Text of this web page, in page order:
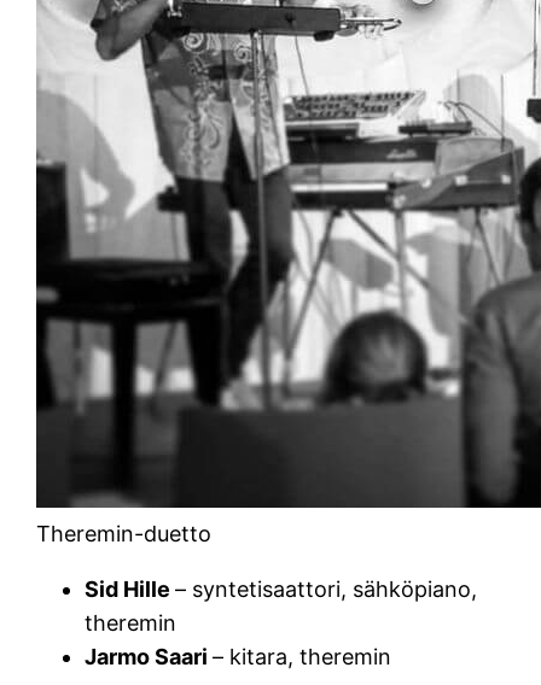
Theremin-duetto
Sid Hille– syntetisaattori, sähköpiano,
theremin
Jarmo Saari– kitara, theremin